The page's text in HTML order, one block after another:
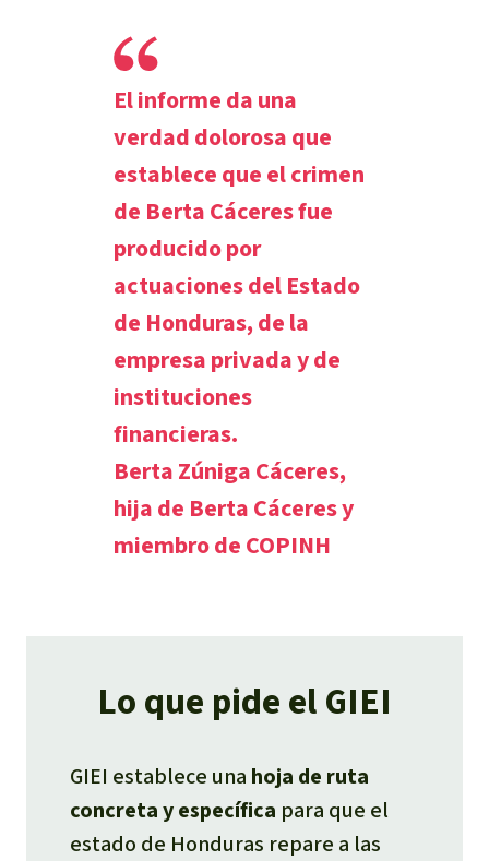
El informe da una
verdad dolorosa que
establece que el crimen
de Berta Cáceres fue
producido por
actuaciones del Estado
de Honduras, de la
empresa privada y de
instituciones
financieras.
Berta Zúniga Cáceres,
hija de Berta Cáceres y
miembro de COPINH
Lo que pide el GIEI
GIEI establece una hoja de ruta
concreta y específica para que el
estado de Honduras repare a las